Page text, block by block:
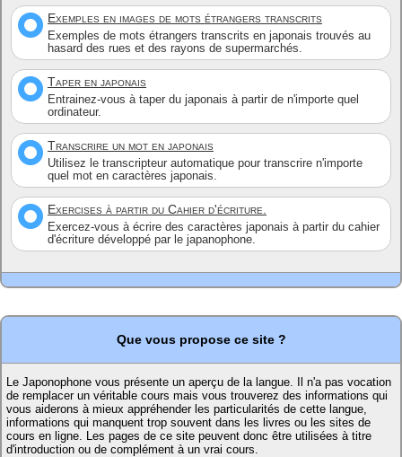
Exemples en images de mots étrangers transcrits
Exemples de mots étrangers transcrits en japonais trouvés au
hasard des rues et des rayons de supermarchés.
Taper en japonais
Entrainez-vous à taper du japonais à partir de n'importe quel
ordinateur.
Transcrire un mot en japonais
Utilisez le transcripteur automatique pour transcrire n'importe
quel mot en caractères japonais.
Exercises à partir du Cahier d'écriture.
Exercez-vous à écrire des caractères japonais à partir du cahier
d'écriture développé par le japanophone.
Que vous propose ce site ?
Le Japonophone vous présente un aperçu de la langue. Il n'a pas vocation
de remplacer un véritable cours mais vous trouverez des informations qui
vous aiderons à mieux appréhender les particularités de cette langue,
informations qui manquent trop souvent dans les livres ou les sites de
cours en ligne. Les pages de ce site peuvent donc être utilisées à titre
d'introduction ou de complément à un vrai cours.